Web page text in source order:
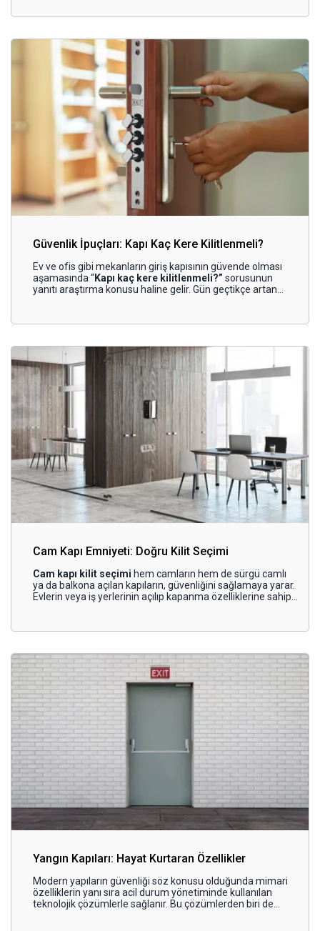
Güvenlik İpuçları: Kapı Kaç Kere Kilitlenmeli?
Ev ve ofis gibi mekanların giriş kapısının güvende olması
aşamasında “Kapı kaç kere kilitlenmeli?” sorusunun
yanıtı araştırma konusu haline gelir. Gün geçtikçe artan
edinmesini zorunlu kılar. Kritik önem taşıyan can ve mal
alternatif çözümler bulmaya yönlendirir. Bireylerin gece ya
da gündüz farketmeksizin emniyette olma beklentisi,
onları, kapı kilitleme yöntemleri hakkında bilgi edinmeye
iter. Siz de evinizin ya da iş yerinizin kapısını emniyetli hale
getirmek için içeriğe göz atabilir, en iyi kapı
kilidi
alternatiflerinin ve doğru kilitleme yöntemlerinin neler
olduğunu yazımızın devamından öğrenebilirsiniz.
Cam Kapı Emniyeti: Doğru Kilit Seçimi
Cam kapı kilit seçimi hem camların hem de sürgü camlı
ya da balkona açılan kapıların, güvenliğini sağlamaya yarar.
Evlerin veya iş yerlerinin açılıp kapanma özelliklerine sahip
Teknolojinin geldiği son noktaya uyarlanan emniyet
mandallı, şifreli, kartlı, alarmlı ve kumandalı işleyişe sahip
tasarımlarıyla öne çıkan modeller, birbirinden özel koruma
performansları sayesinde kullanıcıların beğenisini kazanır.
Zemin katlar ve yüksek girişli mekânların muhafazası
başta olmak üzere garaj, dükkân, saçak, korkuluk
üzerinden tırmanma olasılığı bulunan katlarda da kullanılır.
Gerek kişilerin dışarıda olduğu zamanlarda gerekse
istirahat veya uyku anlarında büyük önem taşıyan
teknolojiler hem can hem de mal güvenliği için tercih edilir.
Siz de doğru kilit seçimi yapmak ve cam kapı emniyeti için
elverişli koşulları sağlamak isterseniz
cam kapı kilit
sistemleriile ilgili detayları yazımızda bulabilirsiniz.
Yangın Kapıları: Hayat Kurtaran Özellikler
Modern yapıların güvenliği söz konusu olduğunda mimari
özelliklerin yanı sıra acil durum yönetiminde kullanılan
teknolojik çözümlerle sağlanır. Bu çözümlerden biri de